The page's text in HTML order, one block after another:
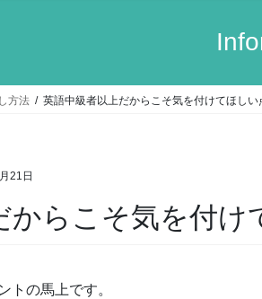
方法 英語中級者以上だからこそ気を付けてほしい
21日
からこそ気を付け
トの馬上です。